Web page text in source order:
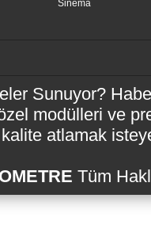
Sinema
Sunuyor?
modülleri ve
atlamak
Tüm